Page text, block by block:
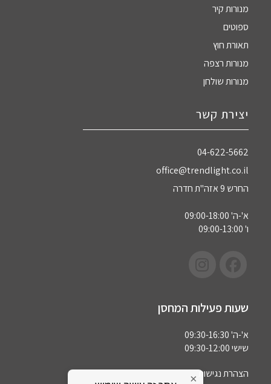
מנורות קיר
ספוטים
תאורת חוץ
מנורות רצפה
מנורות שולחן
יצירת קשר
04-622-5662‏
office@trendlight.co.il
החרש 9 אזה"ת חדרה
א'-ה' 09:00-18:00
ו' 09:00-13:00
שעות פעילות המחסן
א'-ה' 09:30-16:30
שישי 09:30-12:00
הצהרת נגישות×